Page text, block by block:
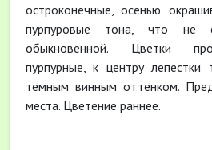
остроконечные, осенью
пурпуровые тона, что не
обыкновенной. Цветки
пурпурные, к центру
темным винным оттенком.
места. Цветение раннее.